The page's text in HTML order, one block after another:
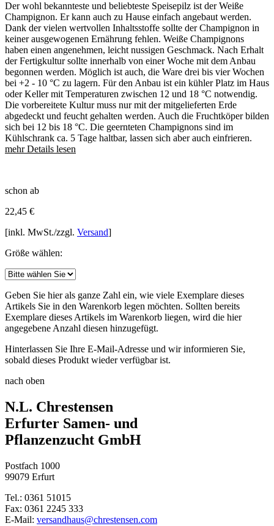
Der wohl bekannteste und beliebteste Speisepilz ist der Weiße
Champignon. Er kann auch zu Hause einfach angebaut werden.
Dank der vielen wertvollen Inhaltsstoffe sollte der Champignon in
keiner ausgewogenen Ernährung fehlen. Weiße Champignons
haben einen angenehmen, leicht nussigen Geschmack. Nach Erhalt
der Fertigkultur sollte innerhalb von einer Woche mit dem Anbau
begonnen werden. Möglich ist auch, die Ware drei bis vier Wochen
bei +2 - 10 °C zu lagern. Für den Anbau ist ein kühler Platz im Haus
oder Keller mit Temperaturen zwischen 12 und 18 °C notwendig.
Die vorbereitete Kultur muss nur mit der mitgelieferten Erde
abgedeckt und feucht gehalten werden. Auch die Fruchtköper bilden
sich bei 12 bis 18 °C. Die geernteten Champignons sind im
Kühlschrank ca. 5 Tage haltbar, lassen sich aber auch einfrieren.
mehr Details lesen
schon ab
22,45 €
[inkl. MwSt./zzgl. Versand]
Größe wählen:
Geben Sie hier als ganze Zahl ein, wie viele Exemplare dieses
Artikels Sie in den Warenkorb legen möchten. Sollten bereits
Exemplare dieses Artikels im Warenkorb liegen, wird die hier
angegebene Anzahl diesen hinzugefügt.
Hinterlassen Sie Ihre E-Mail-Adresse und wir informieren Sie,
sobald dieses Produkt wieder verfügbar ist.
nach oben
N.L. Chrestensen
Erfurter Samen- und
Pflanzenzucht GmbH
Postfach 1000
99079 Erfurt
Tel.: 0361 51015
Fax: 0361 2245 333
E-Mail: versandhaus@chrestensen.com